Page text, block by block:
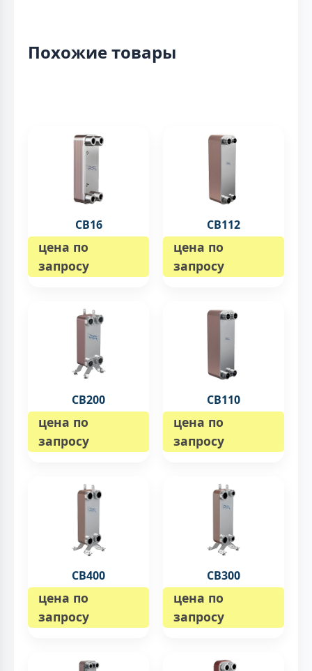
Похожие товары
CB16
цена по
запросу
CB112
цена по
запросу
CB200
цена по
запросу
CB110
цена по
запросу
CB400
цена по
запросу
CB300
цена по
запросу